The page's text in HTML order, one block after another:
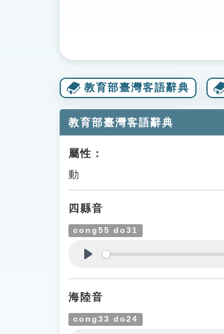
教育部臺灣客語辭典
教育部臺灣客語辭典
屬性：
動
四縣音
cong55 do31
海陸音
cong33 do24